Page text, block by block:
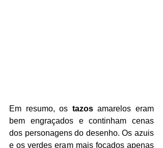
Em resumo, os tazos amarelos eram
bem engraçados e continham cenas
dos personagens do desenho. Os azuis
e os verdes eram mais focados apenas